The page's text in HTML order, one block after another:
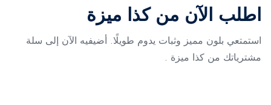
اطلب الآن من كذا ميزة
استمتعي بلون مميز وثبات يدوم طويلًا. أضيفيه الآن إلى سلة
مشترياتك من كذا ميزة .